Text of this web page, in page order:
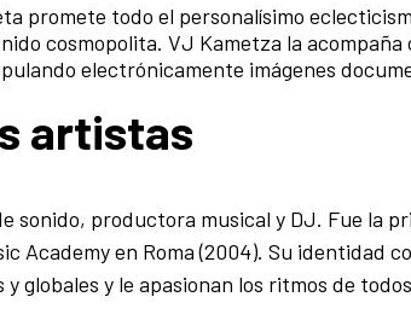
promete todo el personalísimo
cosmopolita. VJ Kametza la
electrónicamente imágenes
artistas
sonido, productora musical y DJ. Fue la
Academy en Roma (2004). Su identidad
globales y le apasionan los ritmos de